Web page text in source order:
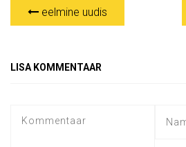
eelmine uudis
LISA KOMMENTAAR